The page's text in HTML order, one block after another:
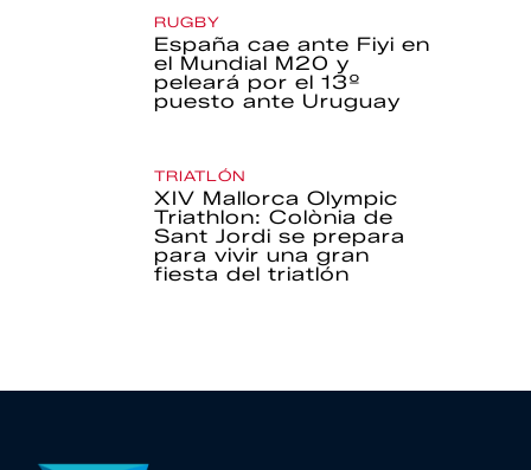
RUGBY
España cae ante Fiyi en
el Mundial M20 y
peleará por el 13º
puesto ante Uruguay
TRIATLÓN
XIV Mallorca Olympic
Triathlon: Colònia de
Sant Jordi se prepara
para vivir una gran
fiesta del triatlón